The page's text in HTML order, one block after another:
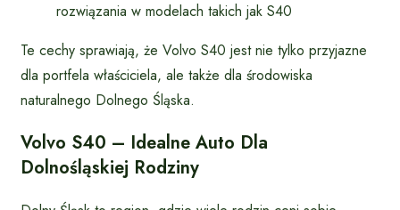
rozwiązania w modelach takich jak S40
Te cechy sprawiają, że Volvo S40 jest nie tylko przyjazne
dla portfela właściciela, ale także dla środowiska
naturalnego Dolnego Śląska.
Volvo S40 – Idealne Auto Dla
Dolnośląskiej Rodziny